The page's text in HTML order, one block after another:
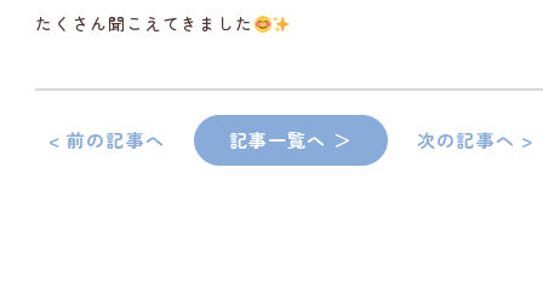
たくさん聞こえてきました
< 前の記事へ 記事一覧へ ＞ 次の記事へ >